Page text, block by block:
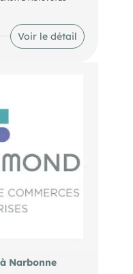
353€/mois
Voir le détail
Narbonne